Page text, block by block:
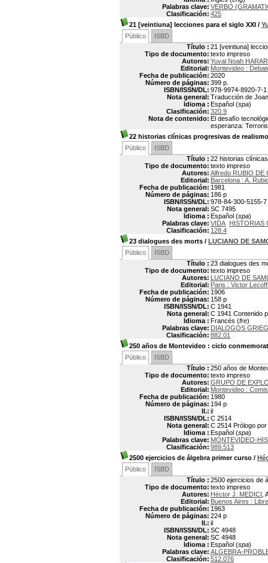
Palabras clave: VERBO
Clasificación: 425
21 [veintiuna] lecciones para el siglo XXI /
Público
ISBD
Título : 21 [veintiuna]
Tipo de documento: texto impreso
Autores: Yuval Noah
Editorial: Montevideo :
Fecha de publicación: 2020
Número de páginas: 399 p.
ISBN/ISSN/DL: 978-9974-8920-7-1
Nota general: Traducción de
Idioma : Español (spa)
Clasificación: 320.9
Nota de contenido: El desafío
esperanza:
22 historias clínicas progresivas de
Público
ISBD
Título : 22 historias
Tipo de documento: texto impreso
Autores: Alfredo RUBIO DE
Editorial: Barcelona : A.
Fecha de publicación: 1981
Número de páginas: 186 p
ISBN/ISSN/DL: 978-84-300-5155-7
Nota general: SC 7495
Idioma : Español (spa)
Palabras clave: VIDA HISTORIAS
Clasificación: 128.4
23 dialogues des morts / LUCIANO DE
Público
ISBD
Título : 23 dialogues des
Tipo de documento: texto impreso
Autores: LUCIANO DE
Editorial: Paris : Victor
Fecha de publicación: 1906
Número de páginas: 158 p
ISBN/ISSN/DL: C 1941
Nota general: C 1941 Contenido
Idioma : Francés (fre)
Palabras clave: DIALOGOS
Clasificación: 882.01
250 años de Montevideo : ciclo
Público
ISBD
Título : 250 años de
Tipo de documento: texto impreso
Autores: GRUPO DE
Editorial: Montevideo :
Fecha de publicación: 1980
Número de páginas: 194 p
Il.: il
ISBN/ISSN/DL: C 2514
Nota general: C 2514 Prólogo
Idioma : Español (spa)
Palabras clave: MONTEVIDEO-
Clasificación: 989.513
2500 ejercicios de álgebra primer curso /
Público
ISBD
Título : 2500 ejercicios de
Tipo de documento: texto impreso
Autores: Héctor J. MEDICI ,
Editorial: Buenos Aires :
Fecha de publicación: 1963
Número de páginas: 224 p
Il.: il
ISBN/ISSN/DL: SC 4948
Nota general: SC 4948
Idioma : Español (spa)
Palabras clave: ALGEBRA-
Clasificación: 512.076